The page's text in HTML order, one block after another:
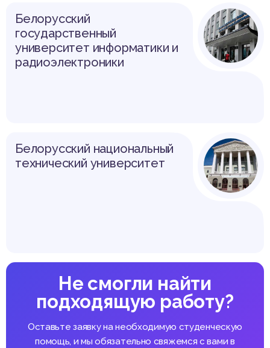
Белорусский
государственный
университет информатики и
радиоэлектроники
Белорусский национальный
технический университет
Не смогли найти
подходящую работу?
Оставьте заявку на необходимую студенческую
помощь, и мы обязательно свяжемся с вами в